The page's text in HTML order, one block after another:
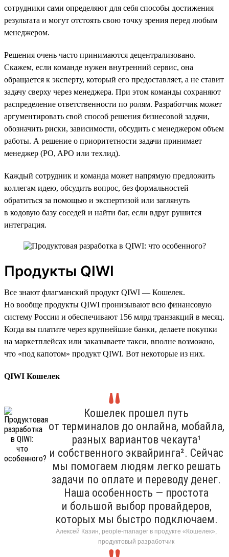
сотрудники сами определяют для себя способы достижения
результата и могут отстоять свою точку зрения перед любым
менеджером.
Решения очень часто принимаются децентрализовано.
Скажем, если команде нужен внутренний сервис, она
обращается к эксперту, который его предоставляет, а не ставит
задачу сверху через менеджера. При этом команды сохраняют
распределение ответственности по ролям. Разработчик может
аргументировать свой способ решения бизнесовой задачи,
обозначить риски, зависимости, обсудить с менеджером объем
работы. А решение о приоритетности задачи принимает
менеджер (PO, APO или техлид).
Каждый сотрудник и команда может напрямую предложить
коллегам идею, обсудить вопрос, без формальностей
обратиться за помощью и экспертизой или заглянуть
в кодовую базу соседей и найти баг, если вдруг рушится
интеграция.
Продукты QIWI
Все знают флагманский продукт QIWI — Кошелек.
Но вообще продукты QIWI пронизывают всю финансовую
систему России и обеспечивают 156 млрд транзакций в месяц.
Когда вы платите через крупнейшие банки, делаете покупки
на маркетплейсах или заказываете такси, вполне возможно,
что «под капотом» продукт QIWI. Вот некоторые из них.
QIWI Кошелек
Кошелек прошел путь
от терминалов до онлайна, мобайла,
разных вариантов чекаута¹
и собственного эквайринга². Сейчас
мы помогаем людям легко решать
задачи по оплате и переводу денег.
Наша особенность — простота
и большой выбор провайдеров,
которых мы быстро подключаем.
Алексей Казин, people-manager в продукте «Кошелек»,
продуктовый разработчик